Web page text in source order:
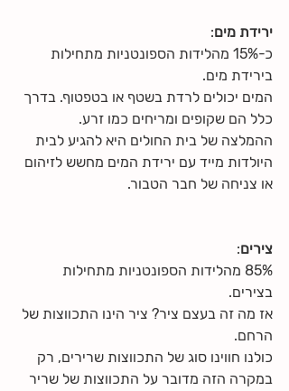
ירידת מים:
כ-15% מהלידות הספונטניות מתחילות
בירידת מים.
המים יכולים לרדת בשטף או בטפטוף. בדרך
כלל הם שקופים ומריחים כמו זרע.
ההמלצה של בית החולים היא להגיע לבית
היולדות מייד עם ירידת המים מחשש לזיהום
או צניחה של חבר הטבור.
צירים:
85% מהלידות הספונטניות מתחילות
בצירים.
אז מה זה בעצם ציר? ציר הינו התכווצות של
הרחם.
כולנו חווינו סוג של התכווצות שרירים, רק
במקרה הזה מדובר על התכווצות של שריר